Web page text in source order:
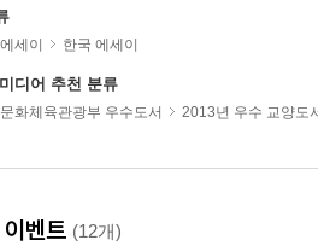
에세이 한국 에세이
디어 추천 분류
문화체육관광부 우수도서 2013년 우수 교양도
벤트 (12개)